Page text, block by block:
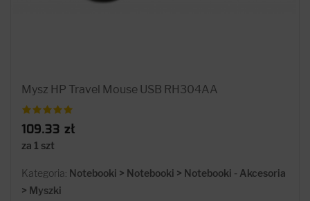
Mysz HP Travel Mouse USB RH304AA
109.33 zł
za 1 szt
Kategoria: Notebooki > Notebooki > Notebooki - Akcesoria
> Myszki